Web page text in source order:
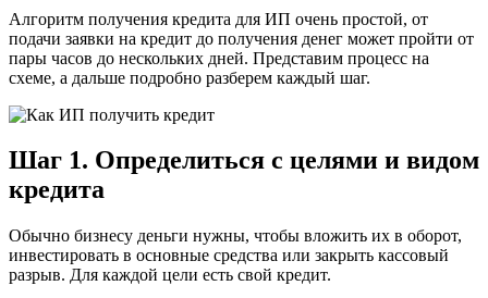
Алгоритм получения кредита для ИП очень простой, от
подачи заявки на кредит до получения денег может пройти от
пары часов до нескольких дней. Представим процесс на
схеме, а дальше подробно разберем каждый шаг.
Шаг 1. Определиться с целями и видом
кредита
Обычно бизнесу деньги нужны, чтобы вложить их в оборот,
инвестировать в основные средства или закрыть кассовый
разрыв. Для каждой цели есть свой кредит.